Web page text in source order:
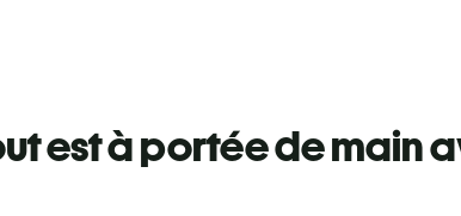
est à portée de main